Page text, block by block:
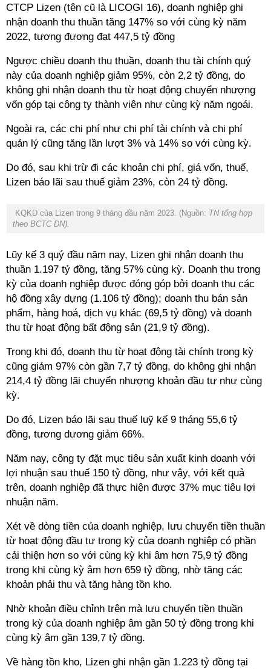
CTCP Lizen (tên cũ là LICOGI 16), doanh nghiệp ghi
nhận doanh thu thuần tăng 147% so với cùng kỳ năm
2022, tương đương đạt 447,5 tỷ đồng
Ngược chiều doanh thu thuần, doanh thu tài chính quý
này của doanh nghiệp giảm 95%, còn 2,2 tỷ đồng, do
không ghi nhận doanh thu từ hoạt động chuyển nhượng
vốn góp tại công ty thành viên như cùng kỳ năm ngoái.
Ngoài ra, các chi phí như chi phí tài chính và chi phí
quản lý cũng tăng lần lượt 3% và 14% so với cùng kỳ.
Do đó, sau khi trừ đi các khoản chi phí, giá vốn, thuế,
Lizen báo lãi sau thuế giảm 23%, còn 24 tỷ đồng.
KQKD của Lizen trong 9 tháng đầu năm 2023. (Nguồn: TN tổng hợp
theo BCTC DN).
Lũy kế 3 quý đầu năm nay, Lizen ghi nhận doanh thu
thuần 1.197 tỷ đồng, tăng 57% cùng kỳ. Doanh thu trong
kỳ của doanh nghiệp được đóng góp bởi doanh thu các
hộ đồng xây dựng (1.106 tỷ đồng); doanh thu bán sản
phẩm, hàng hoá, dịch vụ khác (69,5 tỷ đồng) và doanh
thu từ hoạt động bất động sản (21,9 tỷ đồng).
Trong khi đó, doanh thu từ hoạt động tài chính trong kỳ
cũng giảm 97% còn gần 7,7 tỷ đồng, do không ghi nhận
214,4 tỷ đồng lãi chuyển nhượng khoản đầu tư như cùng
kỳ.
Do đó, Lizen báo lãi sau thuế luỹ kế 9 tháng 55,6 tỷ
đồng, tương dương giảm 66%.
Năm nay, công ty đặt mục tiêu sản xuất kinh doanh với
lợi nhuận sau thuế 150 tỷ đồng, như vậy, với kết quả
trên, doanh nghiệp đã thực hiện được 37% mục tiêu lợi
nhuận năm.
Xét về dòng tiền của doanh nghiệp, lưu chuyển tiền thuần
từ hoạt động đầu tư trong kỳ của doanh nghiệp có phần
cải thiện hơn so với cùng kỳ khi âm hơn 75,9 tỷ đồng
trong khi cùng kỳ âm hơn 659 tỷ đồng, nhờ tăng các
khoản phải thu và tăng hàng tồn kho.
Nhờ khoản điều chỉnh trên mà lưu chuyển tiền thuần
trong kỳ của doanh nghiệp âm gần 50 tỷ đồng trong khi
cùng kỳ âm gần 139,7 tỷ đồng.
Về hàng tồn kho, Lizen ghi nhận gần 1.223 tỷ đồng tại